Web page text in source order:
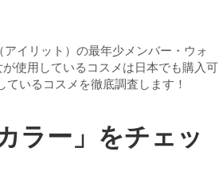
イリット）の最年少メンバー・ウォ
使用しているコスメは日本でも購入可
いるコスメを徹底調査します！
ラー」をチェッ